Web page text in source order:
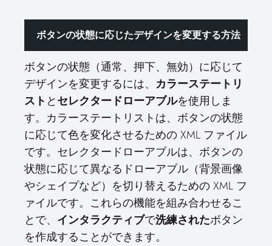
ボタンの状態に応じたデザインを変更する方法
ボタンの状態（通常、押下、無効）に応じて
デザインを変更するには、 カラーステートリ
スト とセレクタードローアブルを使用しま
す。カラーステートリストは、ボタンの状態
に応じて色を変化させるための XML ファイル
です。セレクタードローアブルは、ボタンの
状態に応じて異なるドローアブル（背景画像
やシェイプなど）を切り替えるための XML フ
ァイルです。これらの機能を組み合わせるこ
とで、 インタラクティブで洗練されたボタン
を作成することができます。